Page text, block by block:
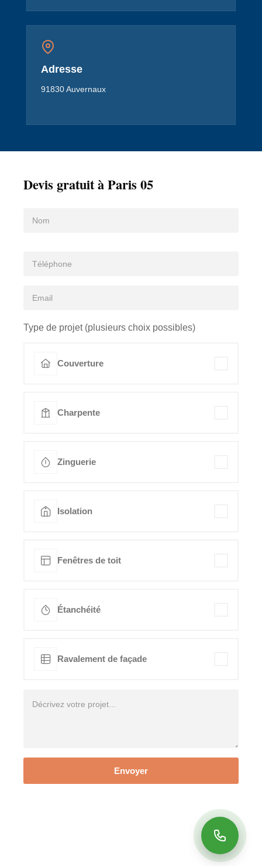
Adresse
91830 Auvernaux
Devis gratuit à Paris 05
Type de projet (plusieurs choix possibles)
Couverture
Charpente
Zinguerie
Isolation
Fenêtres de toit
Étanchéité
Ravalement de façade
Envoyer